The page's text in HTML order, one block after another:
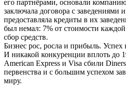
его партнёрами, основали
заключала договора с заведениями
предоставляла кредиты в их
был немал: 7% от стоимости
сбор средств.
Бизнес рос, росла и прибыль.
И никакой конкуренции вплоть до
American Express и Visa сбили
первенства и с большим успехом
миру.